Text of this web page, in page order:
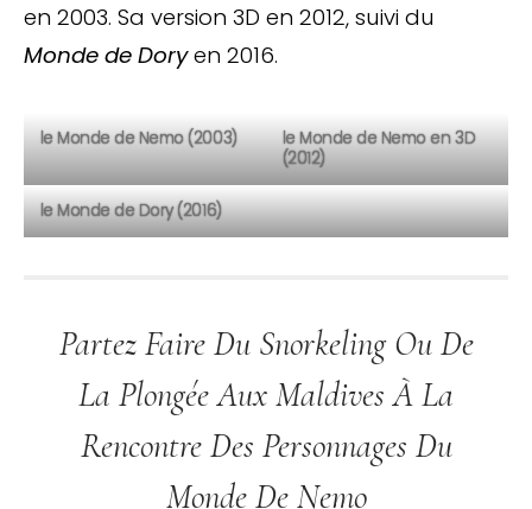
en 2003. Sa version 3D en 2012, suivi du
Monde de Doryen 2016.
le Monde de Nemo (2003)
le Monde de Nemo en 3D
(2012)
le Monde de Dory (2016)
Partez Faire Du Snorkeling Ou De
La Plongée Aux Maldives À La
Rencontre Des Personnages Du
Monde De Nemo